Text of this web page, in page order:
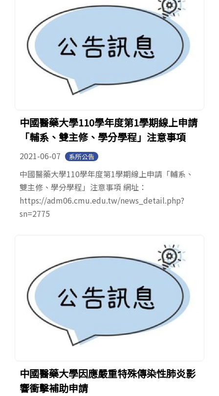
中國醫藥大學110學年度第1學期線上申請
「輔系、雙主修、學分學程」注意事項
2021-06-07 系所公告
中國醫藥大學110學年度第1學期線上申請「輔系、
雙主修、學分學程」注意事項 網址：
https://adm06.cmu.edu.tw/news_detail.php?
sn=2775
中國醫藥大學因應嚴重特殊傳染性肺炎影
響衝擊補助申請